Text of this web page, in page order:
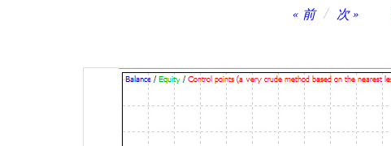
ナ
前 次